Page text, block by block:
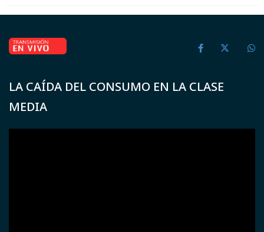
LA CAÍDA DEL CONSUMO EN LA CLASE
MEDIA